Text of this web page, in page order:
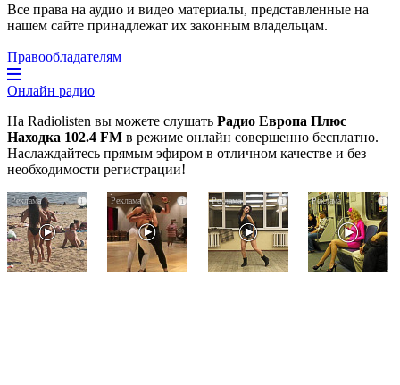
Все права на аудио и видео материалы, представленные на
нашем сайте принадлежат их законным владельцам.
Правообладателям
Онлайн радио
На Radiolisten вы можете слушать Радио Европа Плюс
Находка 102.4 FM в режиме онлайн совершенно бесплатно.
Наслаждайтесь прямым эфиром в отличном качестве и без
необходимости регистрации!
i
Скрытая
камера
пляже
Крыма:
i
Ролик
длится
пару
секунд,
но
i
Ролик
Омска:
вы
будете
i